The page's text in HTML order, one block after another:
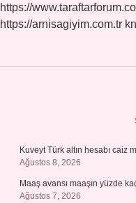
https://
https://arnisagiyim.com.tr
Kuveyt Türk altın hesabı caiz
Ağustos 8, 2026
Maaş avansı maaşın yüzde
Ağustos 7, 2026